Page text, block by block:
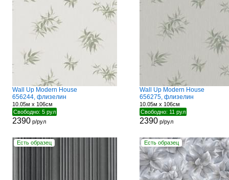
Wall Up Modern House
656244, флизелин
10.05м x 106см
Свободно: 5 рул
2390р/рул
Wall Up Modern House
656275, флизелин
10.05м x 106см
Свободно: 11 рул
2390р/рул
Есть образец Есть образец